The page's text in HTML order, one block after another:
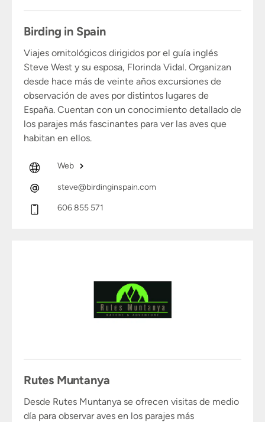
Birding in Spain
Viajes ornitológicos dirigidos por el guía inglés
Steve West y su esposa, Florinda Vidal. Organizan
desde hace más de veinte años excursiones de
observación de aves por distintos lugares de
España. Cuentan con un conocimiento detallado de
los parajes más fascinantes para ver las aves que
habitan en ellos.
Web
steve@birdinginspain.com
606 855 571
Rutes Muntanya
Desde Rutes Muntanya se ofrecen visitas de medio
día para observar aves en los parajes más